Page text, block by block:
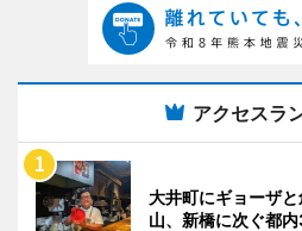
アクセスラ
大井町にギョーザ
山、新橋に次ぐ都